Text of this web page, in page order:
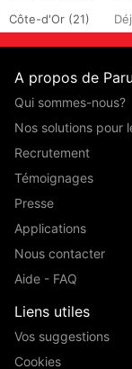
Côte-d'Or (21)
A propos de
Qui sommes-nous?
Nos solutions pour
Recrutement
Témoignages
Presse
Applications
Nous contacter
Aide - FAQ
Liens utiles
Vos suggestions
Cookies